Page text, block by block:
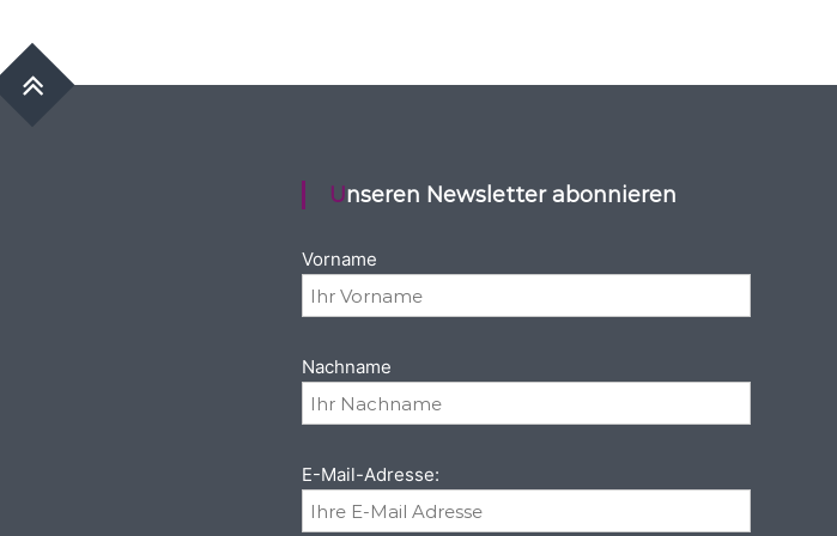
Unseren Newsletter abonnieren
Vorname
Nachname
E-Mail-Adresse: